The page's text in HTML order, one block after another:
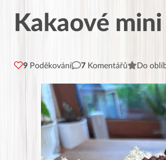
Kakaové
9 Poděkování 7 Komentářů Do